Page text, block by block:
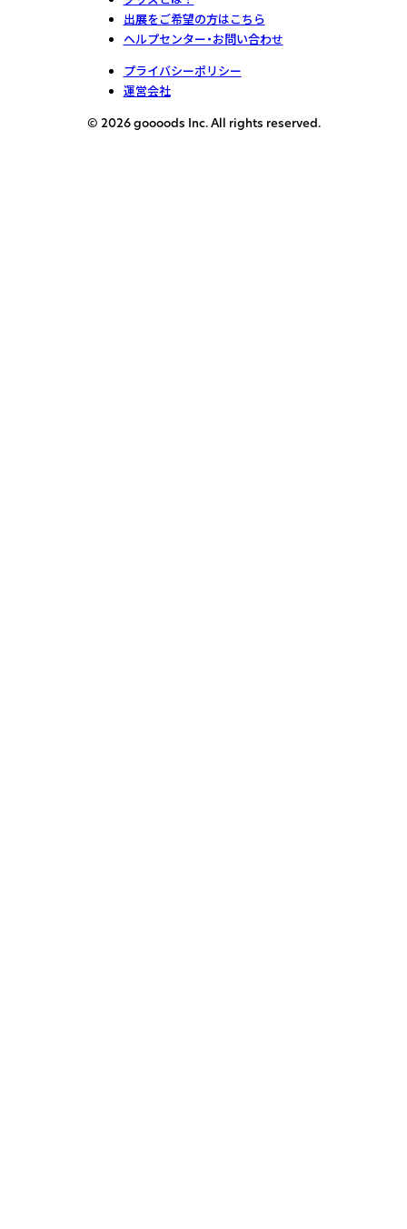
出展をご希望の方はこちら
ヘルプセンター・お問い合わせ
プライバシーポリシー
運営会社
© 2026 goooods Inc. All rights reserved.